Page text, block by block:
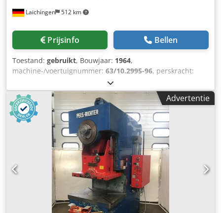
Laichingen 512 km
Prijsinfo Bellen
Toestand: gebruikt, Bouwjaar: 1964,
machine-/voertuignummer: 63/10.2995-96, perskracht:
5.300 mm
totale hoogte:9.300 mm, totaalgewicht:360.000 kg,
Perskracht: 1.200 t Slag van de ram: 600 mmVerstelling van
de ram: 500 mmSlagen per minuut: ca. 10 – 16
slagen/minInbouwhoogte: ca. 1.250
mmTrekvoorziening:Trekbankkracht: ca. 240 tTrekbankslag:
ca. 250 mmPersluchtuitwerper in de ram:Druk: ca. 95
tSlag: ca. 150 mmTafelafmeting: ca. 3.500 x 1.900
mmZware mechanische excenterpers in robuuste dubbele
staanderconstructie van Schuler, ontworpen voor
industrieel gebruik en klassieke vorm- en trekprocessen.De
machine heeft een perskracht van 1.200 t met een vaste
ramslag van 600 mm en een ramverstelling van 500 mm.
Advertentie